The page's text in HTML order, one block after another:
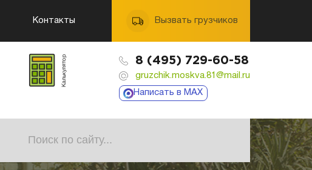
Контакты Вызвать грузчиков
8 (495) 729-60-58
gruzchik.moskva.81@mail.ru
Написать в MAX